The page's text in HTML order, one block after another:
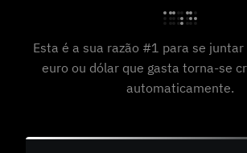
Esta é a sua razão #1 para se juntar
euro ou dólar que gasta torna-se
automaticamente.